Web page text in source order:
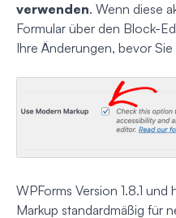
verwenden. Wenn diese
Formular über den Block-
Ihre Änderungen, bevor Sie
WPForms Version 1.8.1
Markup standardmäßig für